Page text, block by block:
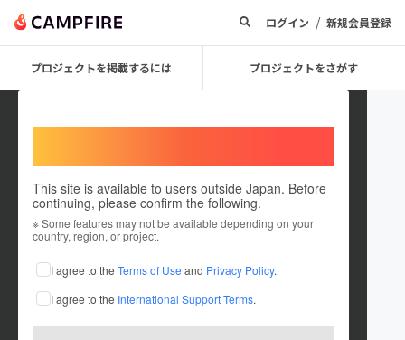
ログイン / 新規会員登録
プロジェクトを掲載するには プロジェクトをさがす
This site is available to users outside Japan. Before
continuing, please confirm the following.
※ Some features may not be available depending on your
country, region, or project.
I agree to the Terms of Use and Privacy Policy.
I agree to the International Support Terms.
梅本
これまでに2回支援して2件のプロジェクトを投稿しています
在住国：日本 現在地：埼玉県
出身国：日本 出身地：千葉県